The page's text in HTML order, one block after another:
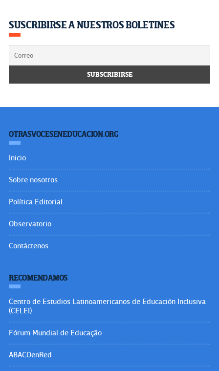
SUSCRIBIRSE A NUESTROS BOLETINES
OTRASVOCESENEDUCACION.ORG
Inicio
Sobre nosotros
Política Editorial
Observatorio
Contáctenos
RECOMENDAMOS
Centro de Estudios Latinoamericanos de Educación Inclusiva
(CELEI)
Fórum Mundial de Educação
ABACOenRed